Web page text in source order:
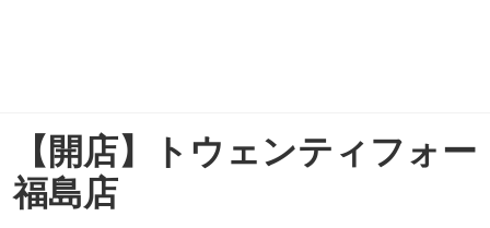
【開店】トウェンティフォー
福島店